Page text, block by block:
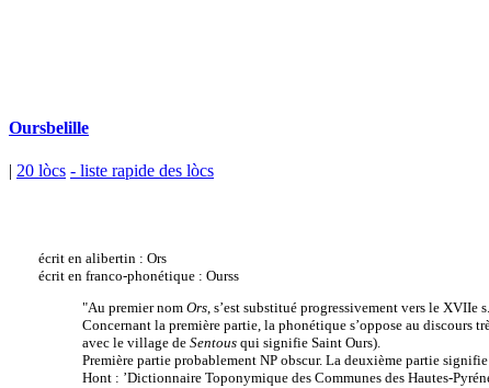
Oursbelille
| 20 lòcs - liste rapide des lòcs
écrit en alibertin : Ors
écrit en franco-phonétique : Ourss
"Au premier nom Ors, s’est substitué progressivement vers le XVIIe
Concernant la première partie, la phonétique s’oppose au discours
avec le village de Sentousqui signifie Saint Ours).
Première partie probablement NP obscur. La deuxième partie
Hont : ’Dictionnaire Toponymique des Communes des Hautes-